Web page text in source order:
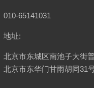
010-65141031
地址:
北京市东城区南池子大街
北京市东华门甘雨胡同31